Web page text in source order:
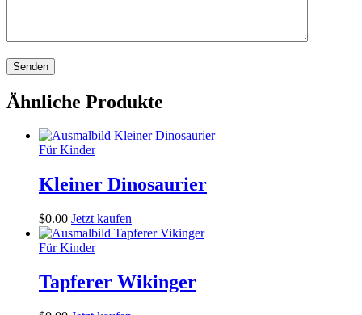
Ähnliche Produkte
Für Kinder
Kleiner Dinosaurier
$0.00 Jetzt kaufen
Für Kinder
Tapferer Wikinger